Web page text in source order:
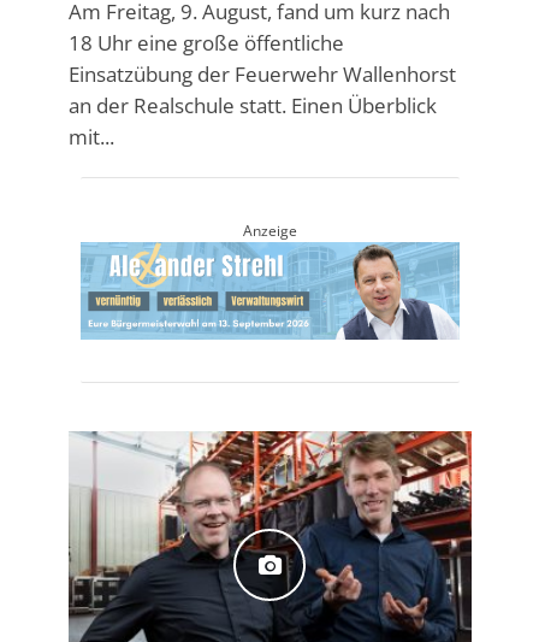
Am Freitag, 9. August, fand um kurz nach
18 Uhr eine große öffentliche
Einsatzübung der Feuerwehr Wallenhorst
an der Realschule statt. Einen Überblick
mit...
Anzeige